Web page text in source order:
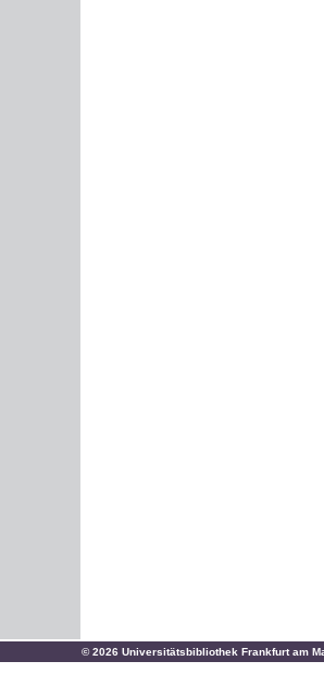
© 2026 Universitätsbibliothek Frankfurt am